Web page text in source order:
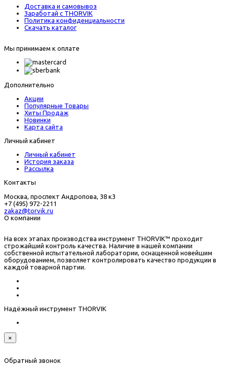
Доставка и самовывоз
Заработай с THORVIK
Политика конфиденциальности
Скачать каталог
Мы принимаем к оплате
Дополнительно
Акции
Популярные Товары
Хиты Продаж
Новинки
Карта сайта
Личный кабинет
Личный кабинет
История заказа
Рассылка
Контакты
Москва, проспект Андропова, 38 к3
+7 (495) 972-2211
zakaz@torvik.ru
О компании
На всех этапах производства инструмент THORVIK™ проходит
строжайший контроль качества. Наличие в нашей компании
собственной испытательной лаборатории, оснащенной новейшим
оборудованием, позволяет контролировать качество продукции в
каждой товарной партии.
Надёжный инструмент THORVIK
×
Обратный звонок